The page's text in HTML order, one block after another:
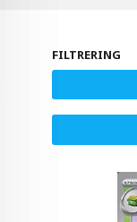
FILTRERING